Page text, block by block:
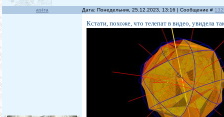
asira Дата: Понедельник, 25.12.2023, 13:16 | Сообщение #
Кстати, похоже, что телепат в видео, увидела